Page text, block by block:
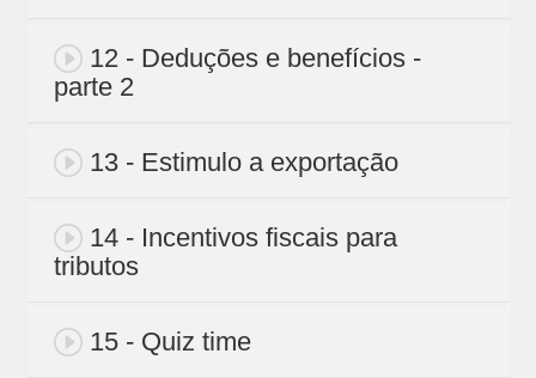
12 - Deduções e benefícios -
parte 2
13 - Estimulo a exportação
14 - Incentivos fiscais para
tributos
15 - Quiz time